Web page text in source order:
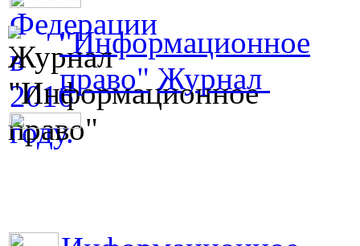
"Информационное
право" Журнал